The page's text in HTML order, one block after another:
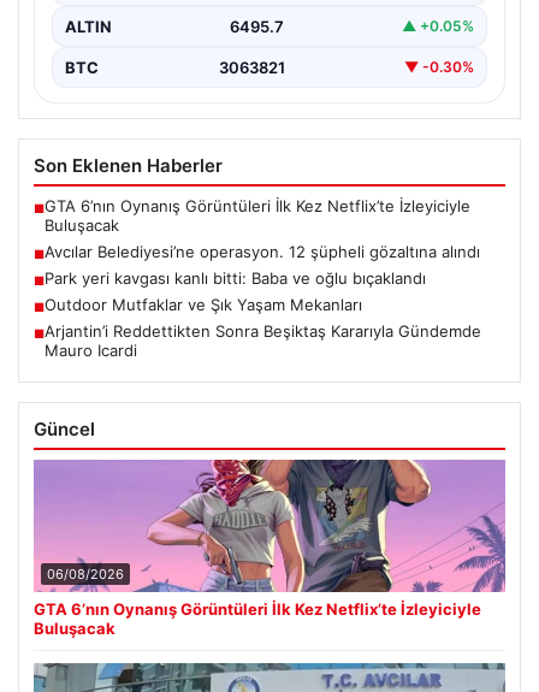
ALTIN 6495.7 ▲ +0.05%
BTC 3063821 ▼ -0.30%
Son Eklenen Haberler
■GTA 6’nın Oynanış Görüntüleri İlk Kez Netflix’te İzleyiciyle
Buluşacak
■Avcılar Belediyesi’ne operasyon. 12 şüpheli gözaltına alındı
■Park yeri kavgası kanlı bitti: Baba ve oğlu bıçaklandı
■Outdoor Mutfaklar ve Şık Yaşam Mekanları
■Arjantin’i Reddettikten Sonra Beşiktaş Kararıyla Gündemde
Mauro Icardi
Güncel
06/08/2026
GTA 6’nın Oynanış Görüntüleri İlk Kez Netflix’te İzleyiciyle
Buluşacak